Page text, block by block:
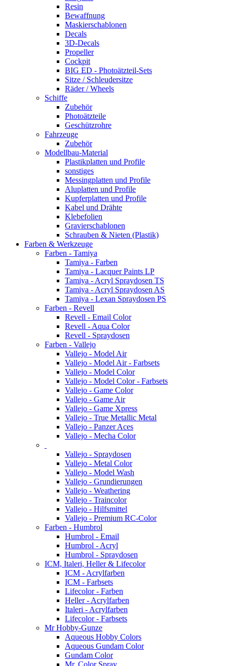
Resin
Bewaffnung
Maskierschablonen
Decals
3D-Decals
Propeller
Cockpit
BIG ED - Photoätzteil-Sets
Sitze / Schleudersitze
Räder / Wheels
Schiffe
Zubehör
Photoätzteile
Geschützrohre
Fahrzeuge
Zubehör
Modellbau-Material
Plastikplatten und Profile
sonstiges
Messingplatten und Profile
Aluplatten und Profile
Kupferplatten und Profile
Kabel und Drähte
Klebefolien
Gravierschablonen
Schrauben & Nieten (Plastik)
Farben & Werkzeuge
Farben - Tamiya
Tamiya - Farben
Tamiya - Lacquer Paints LP
Tamiya - Acryl Spraydosen TS
Tamiya - Acryl Spraydosen AS
Tamiya - Lexan Spraydosen PS
Farben - Revell
Revell - Email Color
Revell - Aqua Color
Revell - Spraydosen
Farben - Vallejo
Vallejo - Model Air
Vallejo - Model Air - Farbsets
Vallejo - Model Color
Vallejo - Model Color - Farbsets
Vallejo - Game Color
Vallejo - Game Air
Vallejo - Game Xpress
Vallejo - True Metallic Metal
Vallejo - Panzer Aces
Vallejo - Mecha Color
Vallejo - Spraydosen
Vallejo - Metal Color
Vallejo - Model Wash
Vallejo - Grundierungen
Vallejo - Weathering
Vallejo - Traincolor
Vallejo - Hilfsmittel
Vallejo - Premium RC-Color
Farben - Humbrol
Humbrol - Email
Humbrol - Acryl
Humbrol - Spraydosen
ICM, Italeri, Heller & Lifecolor
ICM - Acrylfarben
ICM - Farbsets
Lifecolor - Farben
Heller - Acrylfarben
Italeri - Acrylfarben
Lifecolor - Farbsets
Mr Hobby-Gunze
Aqueous Hobby Colors
Aqueous Gundam Color
Gundam Color
Mr. Color Spray